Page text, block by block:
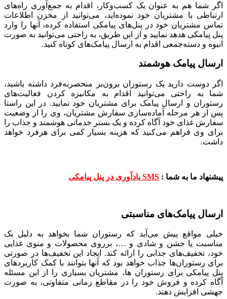
اگر شما هم به عنوان یک کسب‌و‌کار، اقدام به جمع‌آوری راه‌های
ارتباطی با مشتریان خود نموده‌اید، می‌توانید از مخزن اطلاعات
تماس مشتریان خود در پنل‌های پیامکی استفاده کرده، آنها را وارد
پنل پیامکی هدهد نمایید و از این طریق، به راحتی می‌توانید به صورت
انبوه و دسته‌جمعی اقدام به ارسال پیامک‌های کوتاه کنید.
ارسال پیامک هوشمند
اگر دوست دارید یک رستوران برون‌بر منحصربه‌فرد داشته باشید،
شما به راحتی می‌توانید اقدام به مکانیزه کردن فعالیت‌های
رستوران و ارسال پیامک برای مشتریان خود نمایید. در این راستا
پس از هر مرحله آماده‌سازی سفارش مشتریان، وی را از وضعیت
سفارش غذای خود آگاه کرده و یک بستر خدماتی هوشمند و جذاب را
برای وی فراهم می‌کنید که هزینه بسیار کمی برای هرفرد خواهد
داشت.
پیشنهاد ما به شما : SMS یادآوری در پنل پیامکی
ارسال پیامک‌های مناسبتی
خیلی مواقع پیش می‌آید که رستوران شما بخواهد به دلیل یک
مناسبت یا جشن و شادی و …، برروی محصولات و منوی غذایی
خود، تخفیف‌های جذابی را ارائه کند. ایجاد این تخفیف‌ها در صورتی
برای رستوران‌ها جذاب خواهد بود که آنها بتوانند با کمک کاربردهای
پنل پیامکی برای رستوران ها، مشتریان بسیاری را از این مسئله
آگاه کرده و فروش خود را در مقاطع زمانی متفاوتی، به صورت
جهشی افزایش دهند.